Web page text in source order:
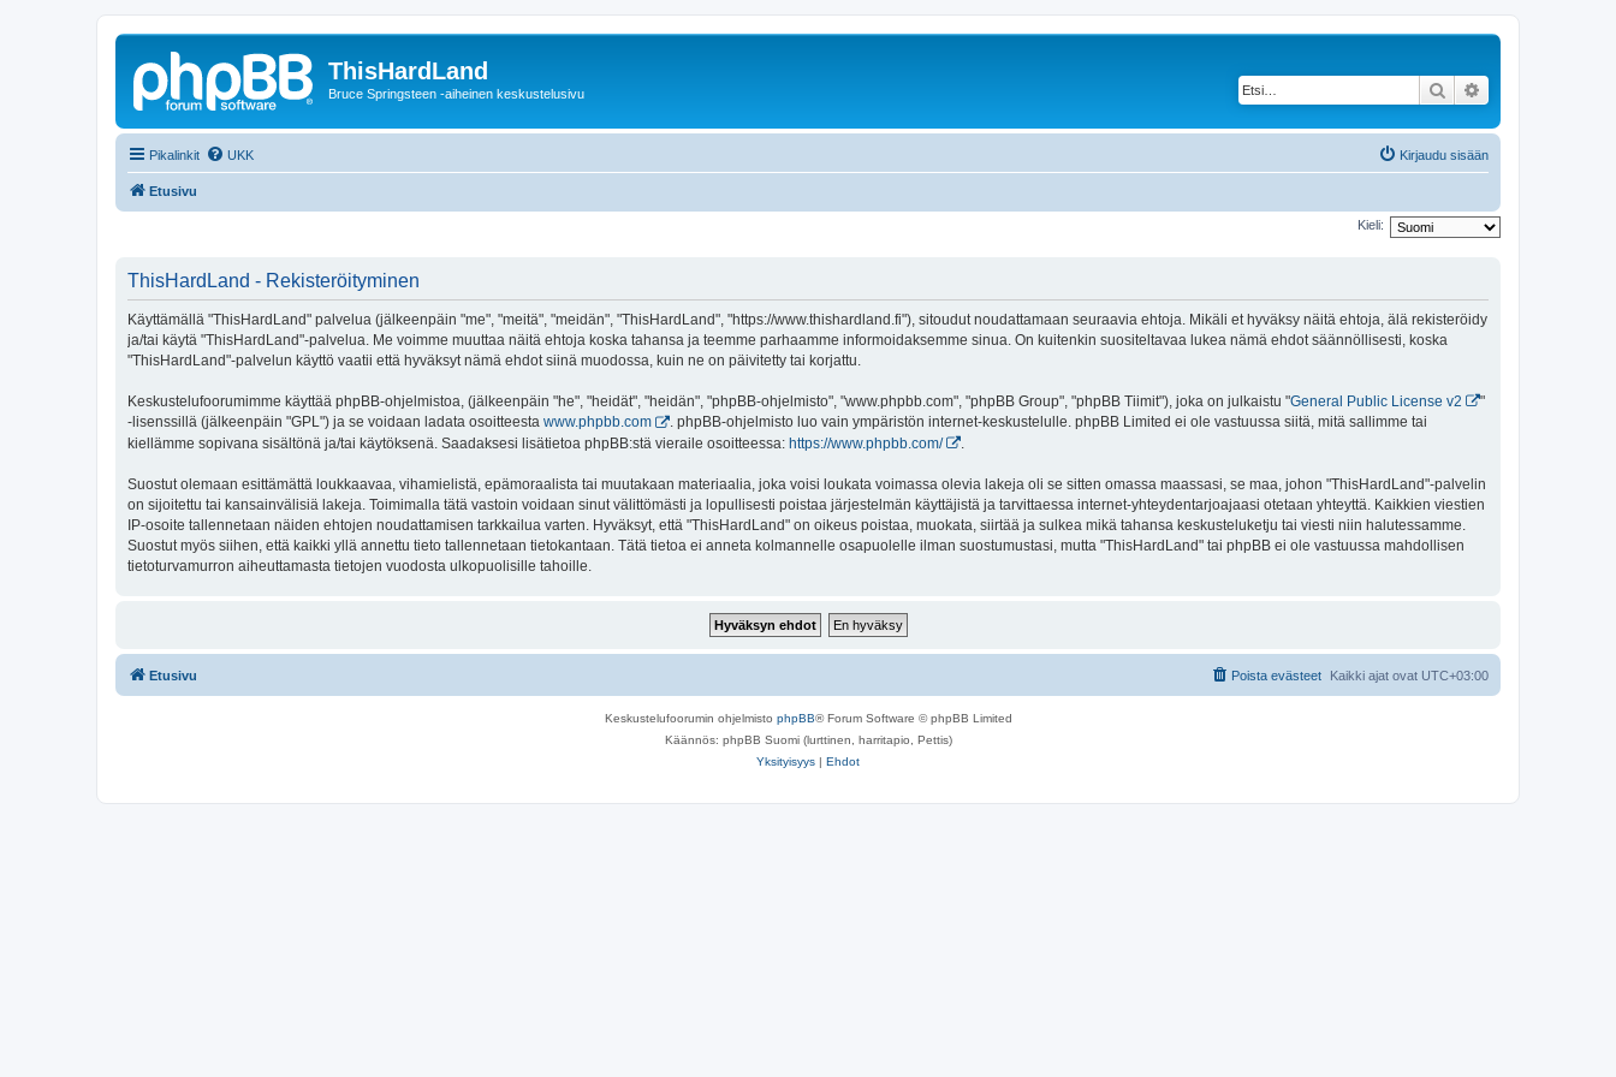
ThisHardLand
Bruce Springsteen -aiheinen keskustelusivu Etsi
Pikalinkit UKK Kirjaudu sisään
Etusivu
Kieli:
ThisHardLand - Rekisteröityminen
Käyttämällä "ThisHardLand" palvelua (jälkeenpäin "me", "meitä", "meidän", "ThisHardLand", "https://www.thishardland.fi"), sitoudut noudattamaan seuraavia ehtoja. Mikäli et hyväksy näitä ehtoja, älä rekisteröidy
ja/tai käytä "ThisHardLand"-palvelua. Me voimme muuttaa näitä ehtoja koska tahansa ja teemme parhaamme informoidaksemme sinua. On kuitenkin suositeltavaa lukea nämä ehdot säännöllisesti, koska
"ThisHardLand"-palvelun käyttö vaatii että hyväksyt nämä ehdot siinä muodossa, kuin ne on päivitetty tai korjattu.
Keskustelufoorumimme käyttää phpBB-ohjelmistoa, (jälkeenpäin "he", "heidät", "heidän", "phpBB-ohjelmisto", "www.phpbb.com", "phpBB Group", "phpBB Tiimit"), joka on julkaistu "General Public License v2
"
-lisenssillä (jälkeenpäin "GPL") ja se voidaan ladata osoitteesta www.phpbb.com
. phpBB-ohjelmisto luo vain ympäristön internet-keskustelulle. phpBB Limited ei ole vastuussa siitä, mitä sallimme tai
kiellämme sopivana sisältönä ja/tai käytöksenä. Saadaksesi lisätietoa phpBB:stä vieraile osoitteessa: https://www.phpbb.com/
Suostut olemaan esittämättä loukkaavaa, vihamielistä, epämoraalista tai muutakaan materiaalia, joka voisi loukata voimassa olevia lakeja oli se sitten omassa maassasi, se maa, johon "ThisHardLand"-palvelin
on sijoitettu tai kansainvälisiä lakeja. Toimimalla tätä vastoin voidaan sinut välittömästi ja lopullisesti poistaa järjestelmän käyttäjistä ja tarvittaessa internet-yhteydentarjoajaasi otetaan yhteyttä. Kaikkien viestien
IP-osoite tallennetaan näiden ehtojen noudattamisen tarkkailua varten. Hyväksyt, että "ThisHardLand" on oikeus poistaa, muokata, siirtää ja sulkea mikä tahansa keskusteluketju tai viesti niin halutessamme.
Suostut myös siihen, että kaikki yllä annettu tieto tallennetaan tietokantaan. Tätä tietoa ei anneta kolmannelle osapuolelle ilman suostumustasi, mutta "ThisHardLand" tai phpBB ei ole vastuussa mahdollisen
tietoturvamurron aiheuttamasta tietojen vuodosta ulkopuolisille tahoille.
Etusivu Kaikki ajat ovat UTC+03:00
Poista evästeet
Keskustelufoorumin ohjelmisto phpBB® Forum Software © phpBB Limited
Käännös: phpBB Suomi (lurttinen, harritapio, Pettis)
Yksityisyys | Ehdot